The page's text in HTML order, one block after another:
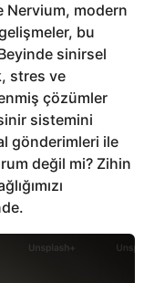
Nervium, modern
bu
sinirsel
stres ve
çözümler
sistemini
gönderimleri ile
değil mi? Zihin